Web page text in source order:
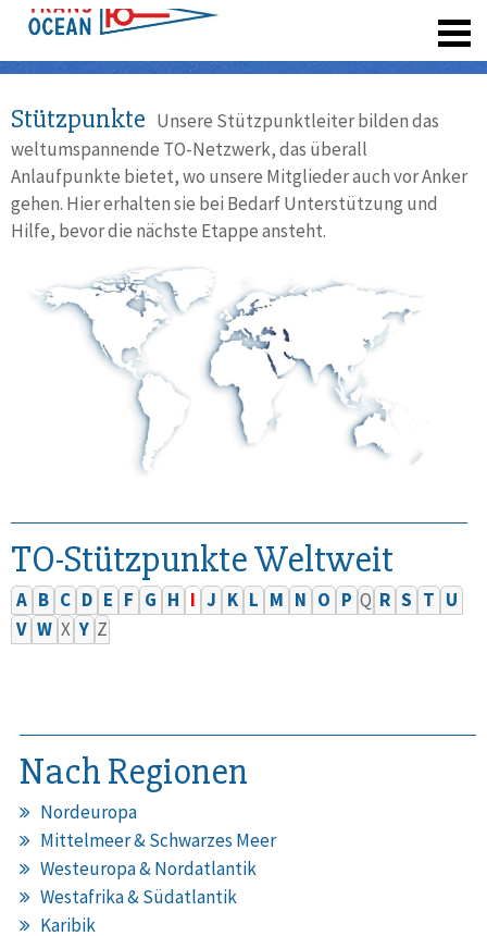
Stützpunkte Unsere Stützpunktleiter bilden das
weltumspannende TO-Netzwerk, das überall
Anlaufpunkte bietet, wo unsere Mitglieder auch vor Anker
gehen. Hier erhalten sie bei Bedarf Unterstützung und
Hilfe, bevor die nächste Etappe ansteht.
TO-Stützpunkte Weltweit
A B C D E F G H I J K L M N O P Q R S T U
V W X Y Z
Nach Regionen
Nordeuropa
Mittelmeer & Schwarzes Meer
Westeuropa & Nordatlantik
Westafrika & Südatlantik
Karibik